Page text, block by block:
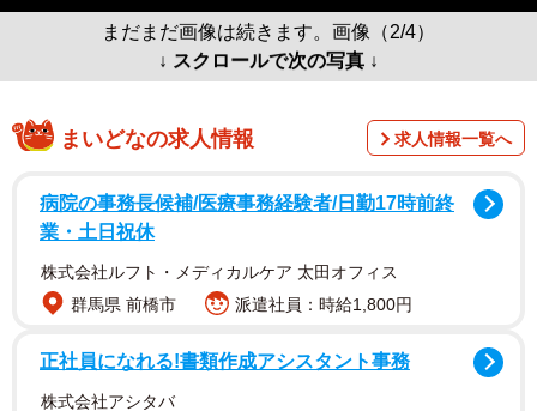
まだまだ画像は続きます。画像（2/4）
↓ スクロールで次の写真 ↓
まいどなの求人情報 求人情報一覧へ
病院の事務長候補/医療事務経験者/日勤17時前終
業・土日祝休
株式会社ルフト・メディカルケア 太田オフィス
群馬県 前橋市
派遣社員：時給1,800円
正社員になれる!書類作成アシスタント事務
株式会社アシタバ